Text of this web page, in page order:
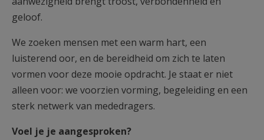
geloof.
We zoeken mensen met een warm hart, een
luisterend oor, en de bereidheid om zich te laten
vormen voor deze mooie opdracht. Je staat er niet
alleen voor: we voorzien vorming, begeleiding en een
sterk netwerk van mededragers.
Voel je je aangesproken?